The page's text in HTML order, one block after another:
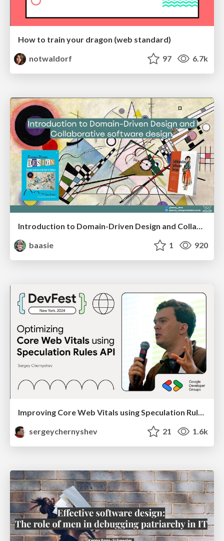
How to train your dragon (web standard)
notwaldorf
97 6.7k
Introduction to Domain-Driven Design and Collaborative software design
baasie
1 920
Improving Core Web Vitals using Speculation Rules API
sergeychernyshev
21 1.6k